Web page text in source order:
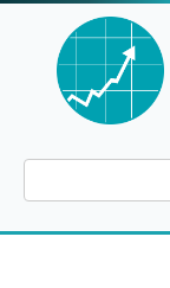
Перейти
контенту
Поиск: